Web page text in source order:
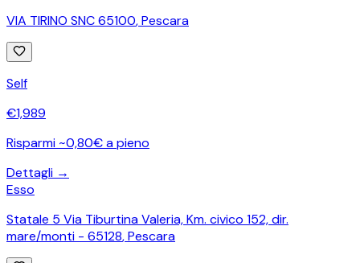
VIA TIRINO SNC 65100,Pescara
Self
€1,989
Risparmi ~0,80€ a pieno
Dettagli →
Esso
Statale 5 Via Tiburtina Valeria, Km. civico 152, dir.
mare/monti - 65128,Pescara